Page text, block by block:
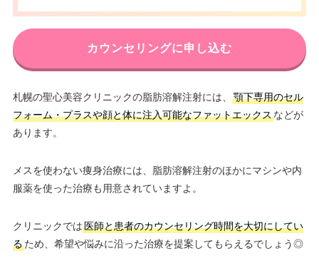
カウンセリングに申し込む
札幌の聖心美容クリニックの脂肪溶解注射には、
顎下専用のセル
フォーム・プラスや顔と体に注入可能なファットエックスなどが
あります。
メスを使わない痩身治療には、脂肪溶解注射のほかにマシンや内
服薬を使った治療も用意されていますよ。
クリニックでは医師と患者のカウンセリング時間を大切にしてい
るため、希望や悩みに沿った治療を提案してもらえるでしょう◎